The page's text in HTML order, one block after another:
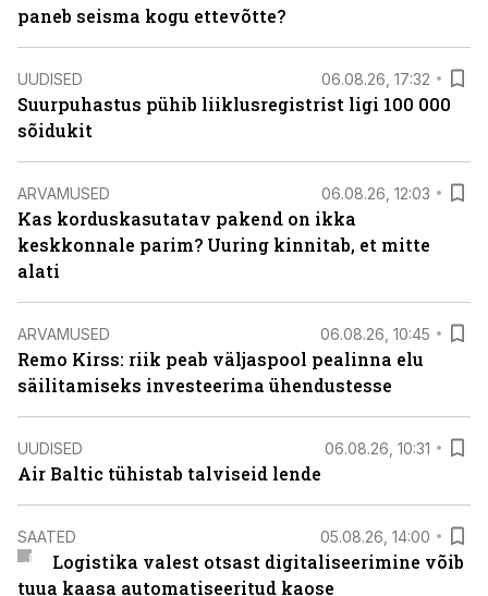
paneb seisma kogu ettevõtte?
UUDISED 06.08.26, 17:32
Suurpuhastus pühib liiklusregistrist ligi 100 000
sõidukit
ARVAMUSED 06.08.26, 12:03
Kas korduskasutatav pakend on ikka
keskkonnale parim? Uuring kinnitab, et mitte
alati
ARVAMUSED 06.08.26, 10:45
Remo Kirss: riik peab väljaspool pealinna elu
säilitamiseks investeerima ühendustesse
UUDISED 06.08.26, 10:31
Air Baltic tühistab talviseid lende
SAATED 05.08.26, 14:00
Logistika valest otsast digitaliseerimine võib
tuua kaasa automatiseeritud kaose